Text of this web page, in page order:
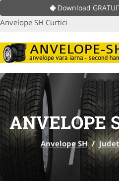
Download
Anvelope SH Curtici
ANVELOPE
Anvelope SH /